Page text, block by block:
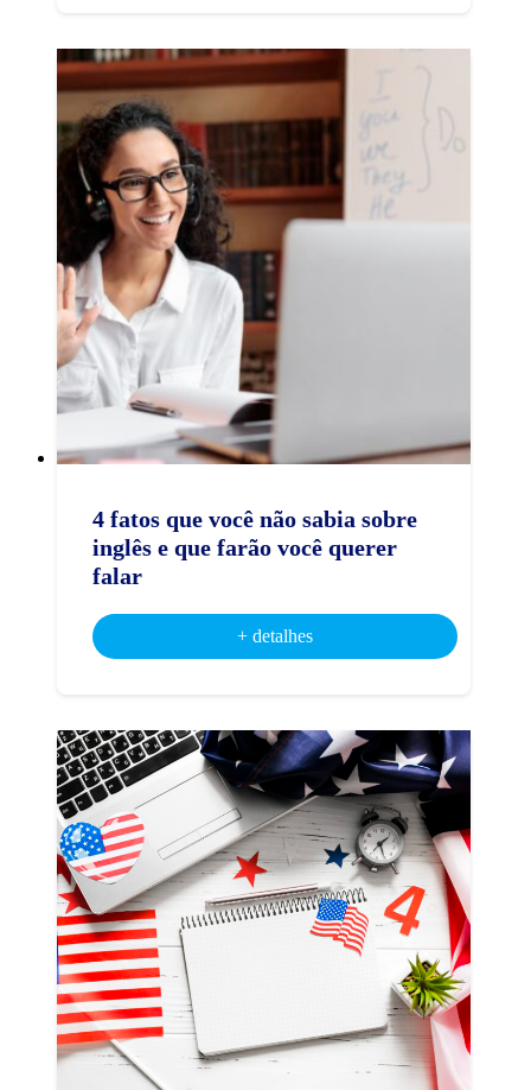
4 fatos que você não sabia sobre
inglês e que farão você querer
falar
+ detalhes